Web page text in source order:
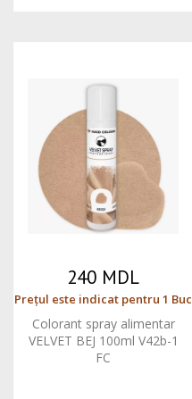
240 MDL
Prețul este indicat pentru 1 Buc
Colorant spray alimentar
VELVET BEJ 100ml V42b-1
FC